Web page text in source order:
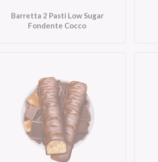
Barretta 2 Pasti Low Sugar
Fondente Cocco